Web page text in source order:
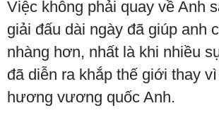
Việc không phải quay về Anh
giải đấu dài ngày đã giúp anh
nhàng hơn, nhất là khi nhiều
đã diễn ra khắp thế giới thay
hương vương quốc Anh.